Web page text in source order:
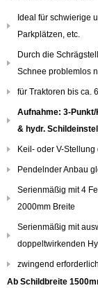
Ideal für schwierige
Parkplätzen, etc.
Durch die
Schnee problemlos
für Traktoren bis ca.
Aufnahme: 3-
& hydr.
Keil- oder V-
Pendelnder Anbau
Serienmäßig mit 4
2000mm Breite
Serienmäßig mit
doppeltwirkenden
zwingend
Ab Schildbreite